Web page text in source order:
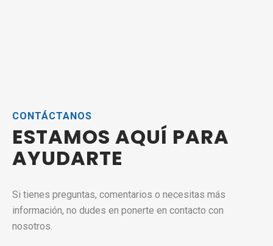
CONTÁCTANOS
ESTAMOS AQUÍ PARA
AYUDARTE
Si tienes preguntas, comentarios o necesitas más
información, no dudes en ponerte en contacto con
nosotros.